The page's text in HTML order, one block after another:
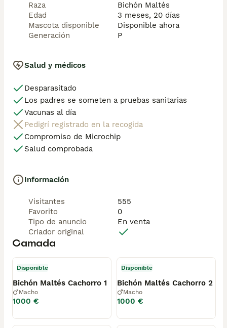
Raza
Bichón Maltés
Edad
3 meses, 20 días
Mascota disponible
Disponible ahora
Generación
P
Salud y médicos
Desparasitado
Los padres se someten a pruebas sanitarias
Vacunas al día
Pedigrí registrado en la recogida
Compromiso de Microchip
Salud comprobada
Información
Visitantes
555
Favorito
0
Tipo de anuncio
En venta
Criador original
Camada
Disponible
Bichón Maltés Cachorro 1
Macho
1000 €
Disponible
Bichón Maltés Cachorro 2
Macho
1000 €